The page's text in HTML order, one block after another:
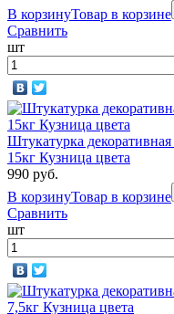
В корзинуТовар в корзине
Сравнить
шт
Штукатурка
15кг Кузница цвета
990 руб.
В корзинуТовар в корзине
Сравнить
шт